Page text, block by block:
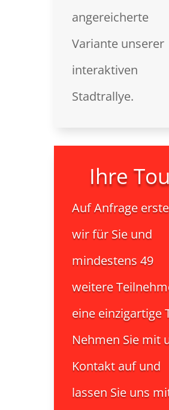
angereicherte
Variante unserer
interaktiven
Stadtrallye.
Ihre
Auf Anfrage
wir für Sie und
mindestens 49
weitere
eine einzigartige
Nehmen Sie mit
Kontakt auf und
lassen Sie uns